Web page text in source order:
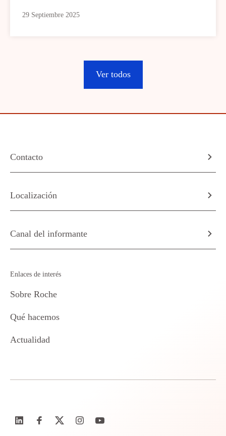
29 Septiembre 2025
Ver todos
Contacto
Localización
Canal del informante
Enlaces de interés
Sobre Roche
Qué hacemos
Actualidad